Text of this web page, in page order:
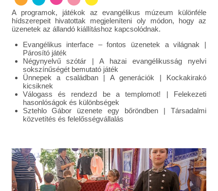
A programok, játékok az evangélikus múzeum különféle
hídszerepeit hivatottak megjeleníteni oly módon, hogy az
üzenetek az állandó kiállításhoz kapcsolódnak.
Evangélikus interface – fontos üzenetek a világnak |
Párosító játék
Négynyelvű szótár | A hazai evangélikusság nyelvi
sokszínűségét bemutató játék
Ünnepek a családban | A generációk | Kockakirakó
kicsiknek
Válogass és rendezd be a templomot! | Felekezeti
hasonlóságok és különbségek
Sztehlo Gábor üzenete egy bőröndben | Társadalmi
közvetítés és felelősségvállalás